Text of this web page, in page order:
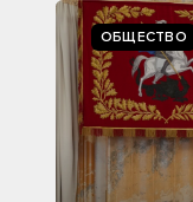
ОБЩЕСТВО